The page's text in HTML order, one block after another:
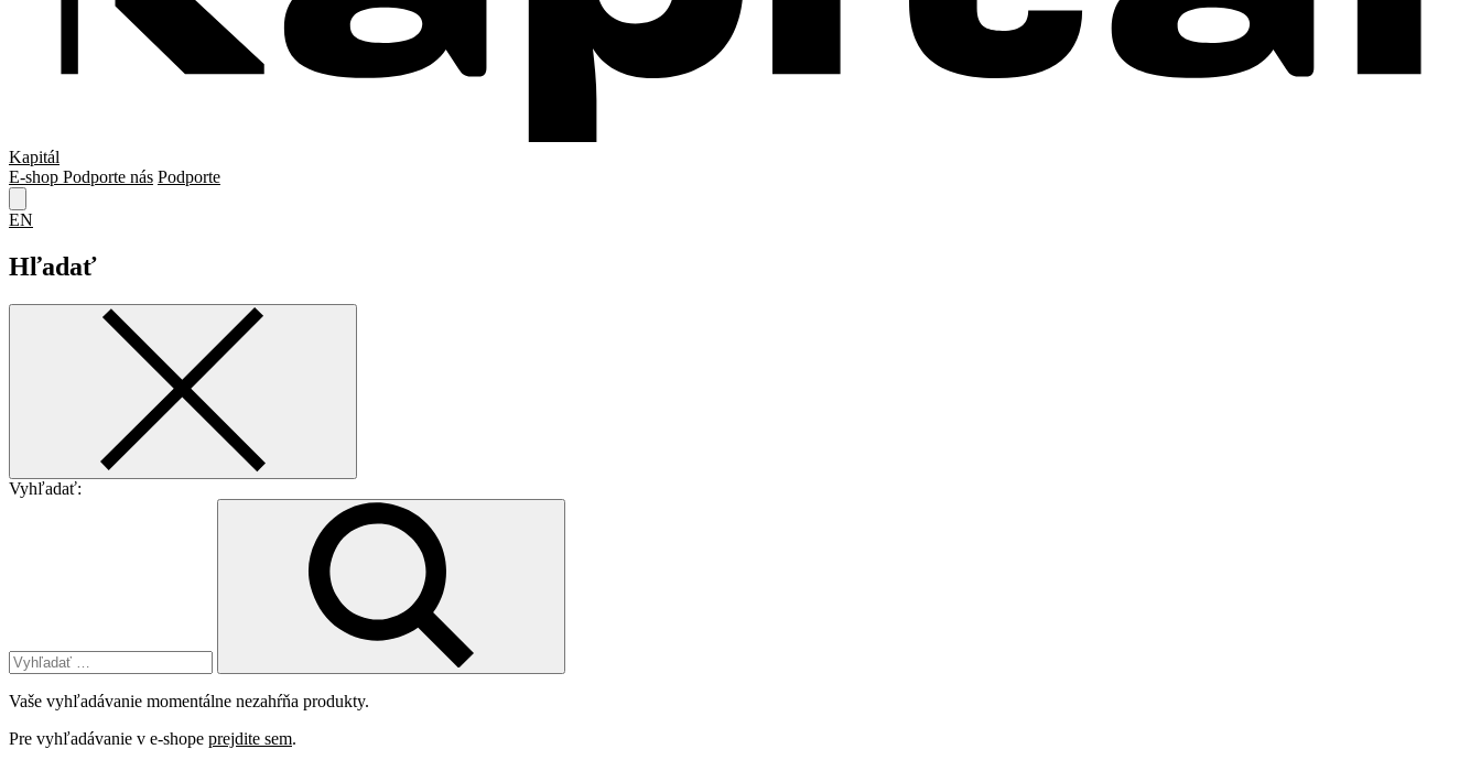
Kapitál
E-shop Podporte nás Podporte
EN
Hľadať
Vyhľadať:
Vaše vyhľadávanie momentálne nezahŕňa produkty.
Pre vyhľadávanie v e-shope prejdite sem.